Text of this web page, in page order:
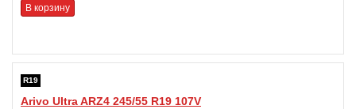
В корзину
R19
Arivo Ultra ARZ4 245/55 R19 107V